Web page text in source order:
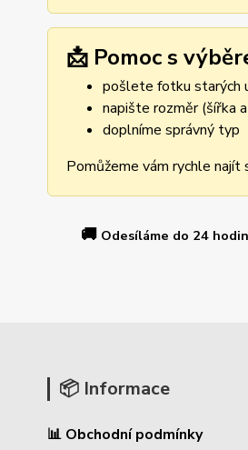
📩 Pomoc s
pošlete fotku starých
napište rozměr (šířka
doplníme správný typ
Pomůžeme vám rychle najít
🚚Odesíláme do 24
📦 Informace
📊 Obchodní podmínky